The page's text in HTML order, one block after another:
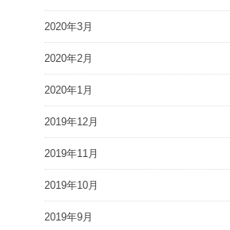
2020年3月
2020年2月
2020年1月
2019年12月
2019年11月
2019年10月
2019年9月